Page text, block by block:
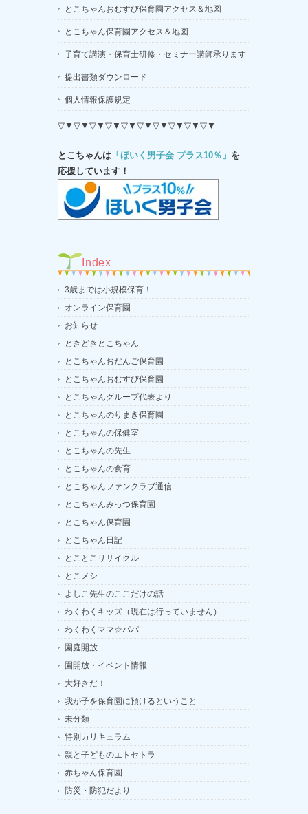
とこちゃんおむすび保育園アクセス＆地図
とこちゃん保育園アクセス＆地図
子育て講演・保育士研修・セミナー講師承ります
提出書類ダウンロード
個人情報保護規定
▽▼▽▼▽▼▽▼▽▼▽▼▽▼▽▼▽▼▽▼
とこちゃんは 「ほいく男子会 プラス10％」 を
応援しています！
Index
3歳までは小規模保育！
オンライン保育園
お知らせ
ときどきとこちゃん
とこちゃんおだんご保育園
とこちゃんおむすび保育園
とこちゃんグループ代表より
とこちゃんのりまき保育園
とこちゃんの保健室
とこちゃんの先生
とこちゃんの食育
とこちゃんファンクラブ通信
とこちゃんみっつ保育園
とこちゃん保育園
とこちゃん日記
とことこリサイクル
とこメシ
よしこ先生のここだけの話
わくわくキッズ（現在は行っていません）
わくわくママ☆パパ
園庭開放
園開放・イベント情報
大好きだ！
我が子を保育園に預けるということ
未分類
特別カリキュラム
親と子どものエトセトラ
赤ちゃん保育園
防災・防犯だより